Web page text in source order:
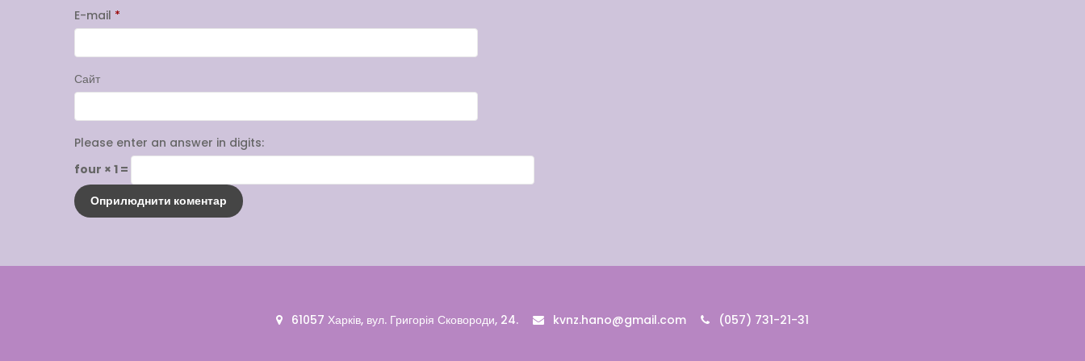
E-mail *
Сайт
Please enter an answer in digits:
four × 1 =
61057 Харків, вул. Григорія Сковороди, 24. kvnz.hano@gmail.com (057) 731-21-31